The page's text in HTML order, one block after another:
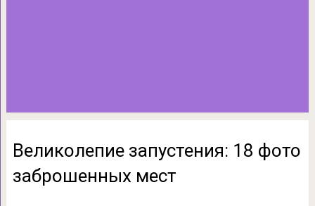
Великолепие запустения: 18 фото
заброшенных мест